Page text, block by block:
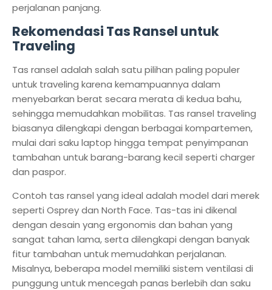
perjalanan panjang.
Rekomendasi Tas Ransel untuk
Traveling
Tas ransel adalah salah satu pilihan paling populer
untuk traveling karena kemampuannya dalam
menyebarkan berat secara merata di kedua bahu,
sehingga memudahkan mobilitas. Tas ransel traveling
biasanya dilengkapi dengan berbagai kompartemen,
mulai dari saku laptop hingga tempat penyimpanan
tambahan untuk barang-barang kecil seperti charger
dan paspor.
Contoh tas ransel yang ideal adalah model dari merek
seperti Osprey dan North Face. Tas-tas ini dikenal
dengan desain yang ergonomis dan bahan yang
sangat tahan lama, serta dilengkapi dengan banyak
fitur tambahan untuk memudahkan perjalanan.
Misalnya, beberapa model memiliki sistem ventilasi di
punggung untuk mencegah panas berlebih dan saku